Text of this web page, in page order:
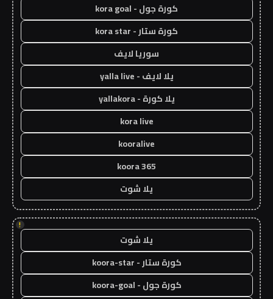
كورة جول - kora goal
كورة ستار - kora star
سوريا لايف
يلا لايف - yalla live
يلا كورة - yallakora
kora live
kooralive
koora 365
يلا شوت
!
يلا شوت
كورة ستار - koora-star
كورة جول - koora-goal